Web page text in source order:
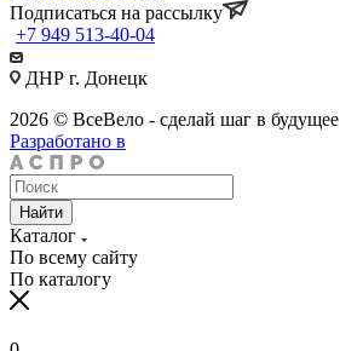
Подписаться на рассылку
+7 949 513-40-04
ДНР г. Донецк
2026 © ВсеВело - сделай шаг в будущее
Разработано в
Найти
Каталог
По всему сайту
По каталогу